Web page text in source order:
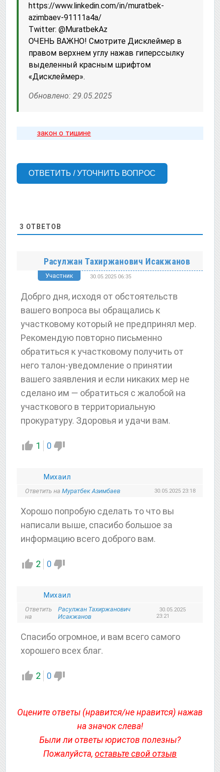
httрs://www.linkedin.com/in/muratbek-
azimbaev-91111a4a/
Twitter: @MuratbekAz
ОЧЕНЬ ВАЖНО! Смотрите Дисклеймер в
правом верхнем углу нажав гиперссылку
выделенный красным шрифтом
«Дисклеймер».
Обновлено: 29.05.2025
закон о тишине
ОТВЕТИТЬ / УТОЧНИТЬ ВОПРОС
3 ОТВЕТОВ
Расулжан Тахиржанович Исакжанов
Участник 30.05.2025 06:35
Добрго дня, исходя от обстоятельств
вашего вопроса вы обращались к
участковому который не предпринял мер.
Рекомендую повторно письменно
обратиться к участковому получить от
него талон-уведомление о принятии
вашего заявления и если никаких мер не
сделано им — обратиться с жалобой на
участкового в территориальную
прокуратуру. Здоровья и удачи вам.
1 0
Михаил
Ответить на Муратбек Азимбаев 30.05.2025 23:18
Хорошо попробую сделать то что вы
написали выше, спасибо большое за
информацию всего доброго вам.
2 0
Михаил
Ответить
на
Расулжан Тахиржанович
Исакжанов
30.05.2025
23:21
Спасибо огромное, и вам всего самого
хорошего всех благ.
2 0
Оцените ответы (нравится/не нравится) нажав
на значок слева!
Были ли ответы юристов полезны?
Пожалуйста, оставьте свой отзыв